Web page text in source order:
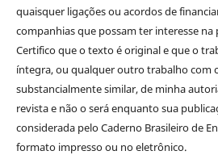
quaisquer ligações ou acordos de
companhias que possam ter interesse na
Certifico que o texto é original e que o
íntegra, ou qualquer outro trabalho com
substancialmente similar, de minha
revista e não o será enquanto sua
considerada pelo Caderno Brasileiro de
formato impresso ou no eletrônico.